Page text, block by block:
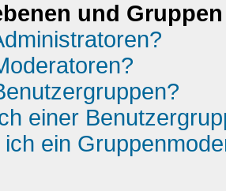
und Gruppen
einer
ein